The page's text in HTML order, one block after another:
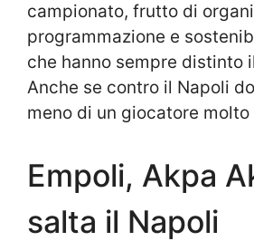
campionato, frutto di
programmazione e
che hanno sempre distinto
Anche se contro il Napoli
meno di un giocatore
Empoli, Akpa
salta il Napoli